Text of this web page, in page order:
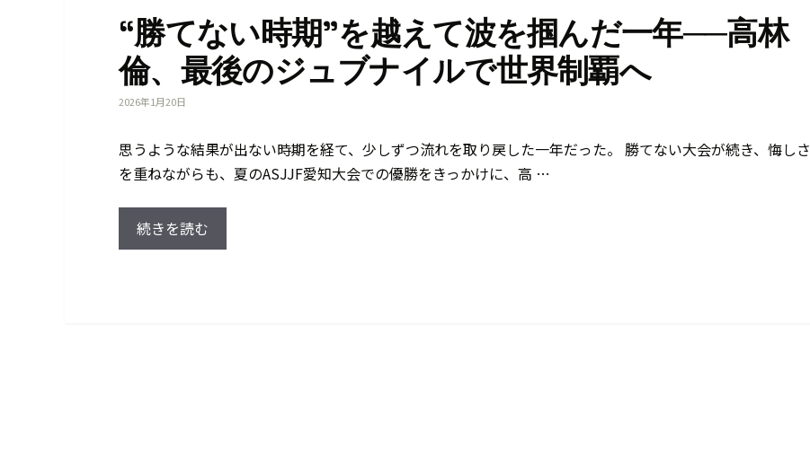
“勝てない時期”を越えて波を掴んだ一年──高林
倫、最後のジュブナイルで世界制覇へ
2026年1月20日
思うような結果が出ない時期を経て、少しずつ流れを取り戻した一年だった。 勝てない大会が続き、悔しさ
を重ねながらも、夏のASJJF愛知大会での優勝をきっかけに、高 …
続きを読む